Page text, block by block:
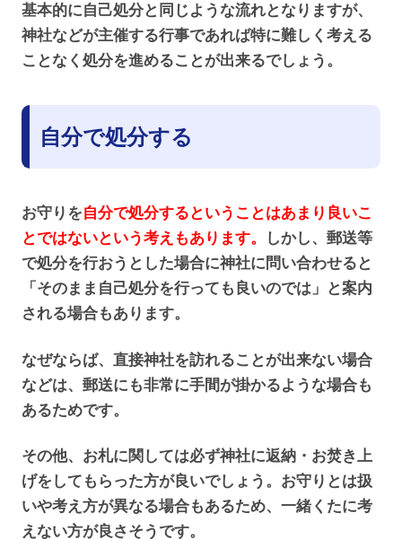
基本的に自己処分と同じような流れとなりますが、
神社などが主催する行事であれば特に難しく考える
ことなく処分を進めることが出来るでしょう。
自分で処分する
お守りを自分で処分するということはあまり良いこ
とではないという考えもあります。
しかし、郵送等
で処分を行おうとした場合に神社に問い合わせると
「そのまま自己処分を行っても良いのでは」と案内
される場合もあります。
なぜならば、直接神社を訪れることが出来ない場合
などは、郵送にも非常に手間が掛かるような場合も
あるためです。
その他、お札に関しては必ず神社に返納・お焚き上
げをしてもらった方が良いでしょう。お守りとは扱
いや考え方が異なる場合もあるため、一緒くたに考
えない方が良さそうです。